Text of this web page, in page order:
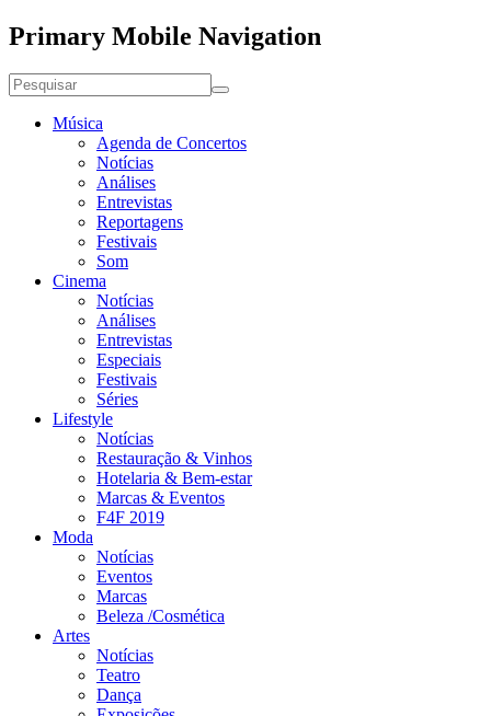
Primary Mobile Navigation
Música
Agenda de Concertos
Notícias
Análises
Entrevistas
Reportagens
Festivais
Som
Cinema
Notícias
Análises
Entrevistas
Especiais
Festivais
Séries
Lifestyle
Notícias
Restauração & Vinhos
Hotelaria & Bem-estar
Marcas & Eventos
F4F 2019
Moda
Notícias
Eventos
Marcas
Beleza /Cosmética
Artes
Notícias
Teatro
Dança